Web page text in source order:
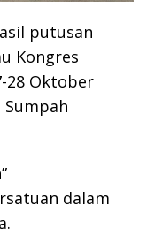
putusan
Kongres
28 Oktober
Sumpah
dalam